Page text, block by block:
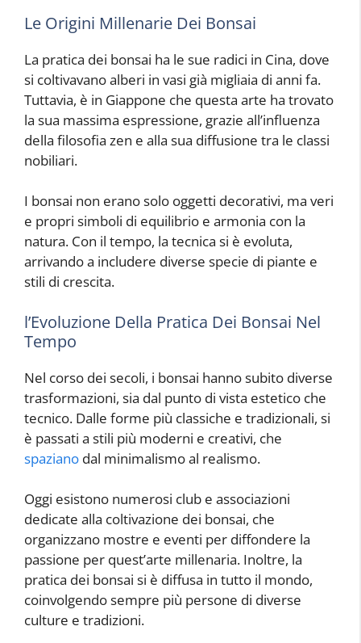
Le Origini Millenarie Dei Bonsai
La pratica dei bonsai ha le sue radici in Cina, dove
si coltivavano alberi in vasi già migliaia di anni fa.
Tuttavia, è in Giappone che questa arte ha trovato
la sua massima espressione, grazie all’influenza
della filosofia zen e alla sua diffusione tra le classi
nobiliari.
I bonsai non erano solo oggetti decorativi, ma veri
e propri simboli di equilibrio e armonia con la
natura. Con il tempo, la tecnica si è evoluta,
arrivando a includere diverse specie di piante e
stili di crescita.
l’Evoluzione Della Pratica Dei Bonsai Nel
Tempo
Nel corso dei secoli, i bonsai hanno subito diverse
trasformazioni, sia dal punto di vista estetico che
tecnico. Dalle forme più classiche e tradizionali, si
è passati a stili più moderni e creativi, che
spaziano dal minimalismo al realismo.
Oggi esistono numerosi club e associazioni
dedicate alla coltivazione dei bonsai, che
organizzano mostre e eventi per diffondere la
passione per quest’arte millenaria. Inoltre, la
pratica dei bonsai si è diffusa in tutto il mondo,
coinvolgendo sempre più persone di diverse
culture e tradizioni.